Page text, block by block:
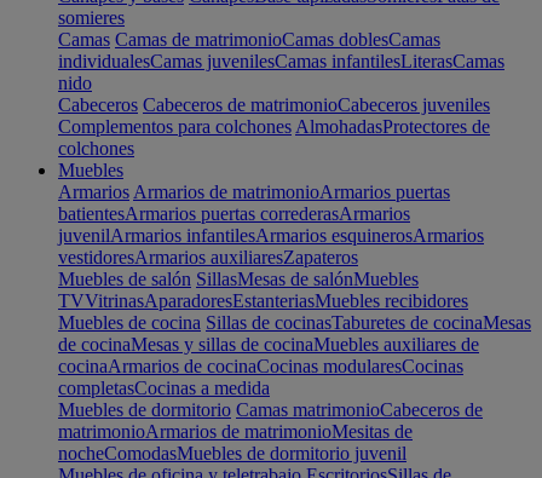
somieres
Camas Camas de matrimonioCamas doblesCamas
individualesCamas juvenilesCamas infantilesLiterasCamas
nido
Cabeceros Cabeceros de matrimonioCabeceros juveniles
Complementos para colchones AlmohadasProtectores de
colchones
Muebles
Armarios Armarios de matrimonioArmarios puertas
batientesArmarios puertas correderasArmarios
juvenilArmarios infantilesArmarios esquinerosArmarios
vestidoresArmarios auxiliaresZapateros
Muebles de salón SillasMesas de salónMuebles
TVVitrinasAparadoresEstanteriasMuebles recibidores
Muebles de cocina Sillas de cocinasTaburetes de cocinaMesas
de cocinaMesas y sillas de cocinaMuebles auxiliares de
cocinaArmarios de cocinaCocinas modularesCocinas
completasCocinas a medida
Muebles de dormitorio Camas matrimonioCabeceros de
matrimonioArmarios de matrimonioMesitas de
nocheComodasMuebles de dormitorio juvenil